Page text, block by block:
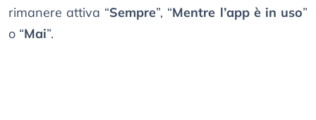
rimanere attiva “Sempre”, “Mentre l’app è in uso”
o “Mai”.